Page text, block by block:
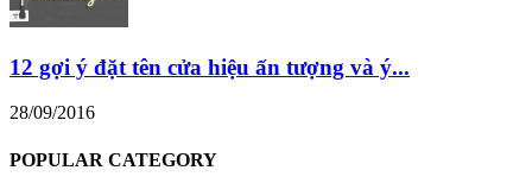
12 gợi ý đặt tên cửa hiệu ấn tượng và ý...
28/09/2016
POPULAR CATEGORY